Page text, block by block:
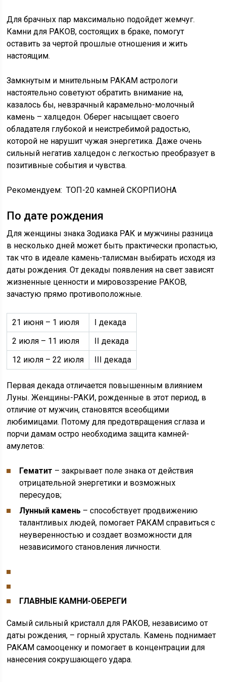
Для брачных пар максимально подойдет жемчуг.
Камни для РАКОВ, состоящих в браке, помогут
оставить за чертой прошлые отношения и жить
настоящим.
Замкнутым и мнительным РАКАМ астрологи
настоятельно советуют обратить внимание на,
казалось бы, невзрачный карамельно-молочный
камень – халцедон. Оберег насыщает своего
обладателя глубокой и неистребимой радостью,
которой не нарушит чужая энергетика. Даже очень
сильный негатив халцедон с легкостью преобразует в
позитивные события и чувства.
Рекомендуем: ТОП-20 камней СКОРПИОНА
По дате рождения
Для женщины знака Зодиака РАК и мужчины разница
в несколько дней может быть практически пропастью,
так что в идеале камень-талисман выбирать исходя из
даты рождения. От декады появления на свет зависят
жизненные ценности и мировоззрение РАКОВ,
зачастую прямо противоположные.
21 июня – 1 июля
I декада
2 июля – 11 июля
II декада
12 июля – 22 июля
III декада
Первая декада отличается повышенным влиянием
Луны. Женщины-РАКИ, рожденные в этот период, в
отличие от мужчин, становятся всеобщими
любимицами. Потому для предотвращения сглаза и
порчи дамам остро необходима защита камней-
амулетов:
Гематит – закрывает поле знака от действия
отрицательной энергетики и возможных
пересудов;
Лунный камень – способствует продвижению
талантливых людей, помогает РАКАМ справиться с
неуверенностью и создает возможности для
независимого становления личности.
ГЛАВНЫЕ КАМНИ-ОБЕРЕГИ
Самый сильный кристалл для РАКОВ, независимо от
даты рождения, – горный хрусталь. Камень поднимает
РАКАМ самооценку и помогает в концентрации для
нанесения сокрушающего удара.